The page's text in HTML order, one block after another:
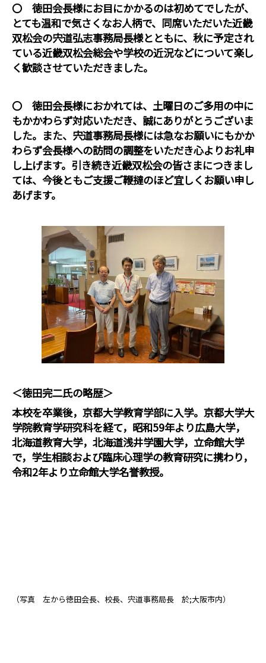
〇 徳田会長様にお目にかかるのは初めてでしたが、
とても温和で気さくなお人柄で、同席いただいた近畿
双松会の宍道弘志事務局長様とともに、秋に予定され
ている近畿双松会総会や学校の近況などについて楽し
く歓談させていただきました。
〇 徳田会長様におかれては、土曜日のご多用の中に
もかかわらず対応いただき、誠にありがとうございま
した。また、宍道事務局長様には急なお願いにもかか
わらず会長様への訪問の調整をいただき心よりお礼申
し上げます。引き続き近畿双松会の皆さまにつきまし
ては、今後ともご支援ご鞭撻のほど宜しくお願い申し
あげます。
＜徳田完二氏の略歴＞
本校を卒業後，京都大学教育学部に入学。京都大学大
学院教育学研究科を経て，昭和59年より広島大学，
北海道教育大学，北海道浅井学園大学，立命館大学
で，学生相談および臨床心理学の教育研究に携わり，
令和2年より立命館大学名誉教授。
（写真 左から徳田会長、校長、宍道事務局長 於;大阪市内）